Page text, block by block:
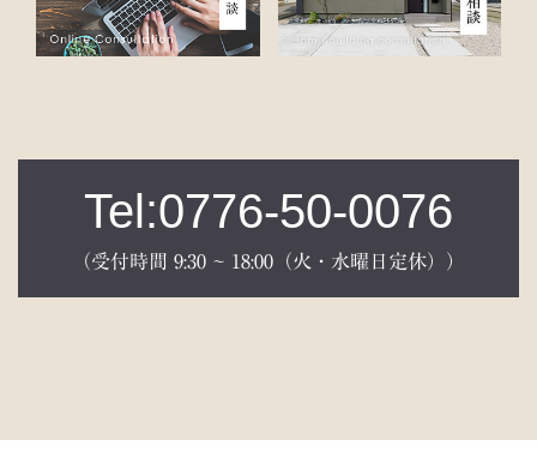
Tel:0776-50-0076
（受付時間 9:30 ~ 18:00（火・水曜日定休））